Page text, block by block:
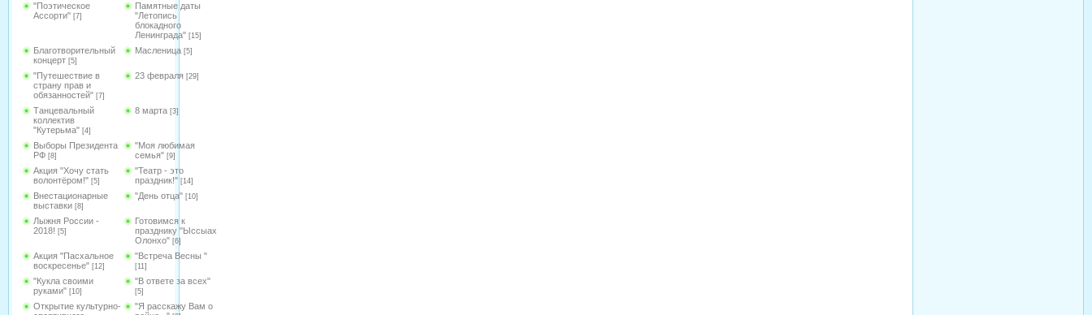
"Поэтическое
Ассорти" [7]
Памятные даты
"Летопись
блокадного
Ленинграда" [15]
Благотворительный
концерт [5]
Масленица [5]
"Путешествие в
страну прав и
обязанностей" [7]
23 февраля [29]
Танцевальный
коллектив
"Кутерьма" [4]
8 марта [3]
Выборы Президента
РФ [8]
"Моя любимая
семья" [9]
Акция "Хочу стать
волонтёром!" [5]
"Театр - это
праздник!" [14]
Внестационарные
выставки [8]
"День отца" [10]
Лыжня России -
2018! [5]
Готовимся к
празднику "Ыссыах
Олонхо" [6]
Акция "Пасхальное
воскресенье" [12]
"Встреча Весны "
[11]
"Кукла своими
руками" [10]
"В ответе за всех"
[5]
Открытие культурно-
"Я расскажу Вам о